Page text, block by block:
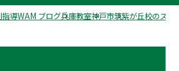
指導WAM ブログ兵庫教室神戸市筑紫が丘校のスタ